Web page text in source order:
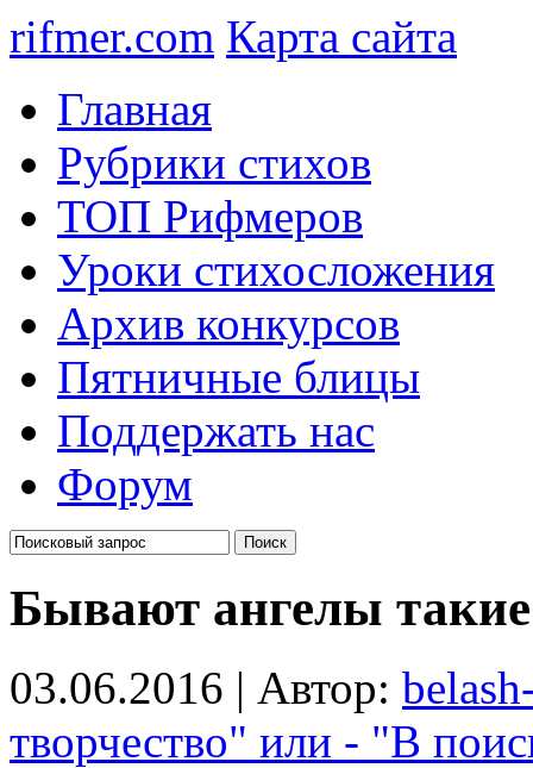
rifmer.com Карта сайта
Главная
Рубрики стихов
ТОП Рифмеров
Уроки стихосложения
Архив конкурсов
Пятничные блицы
Поддержать нас
Форум
Бывают ангелы
03.06.2016 | Автор:
творчество" или - "В